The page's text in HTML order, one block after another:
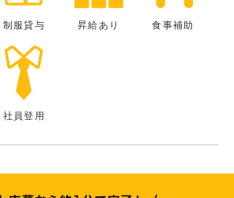
制服貸与 昇給あり 食事補助
社員登用